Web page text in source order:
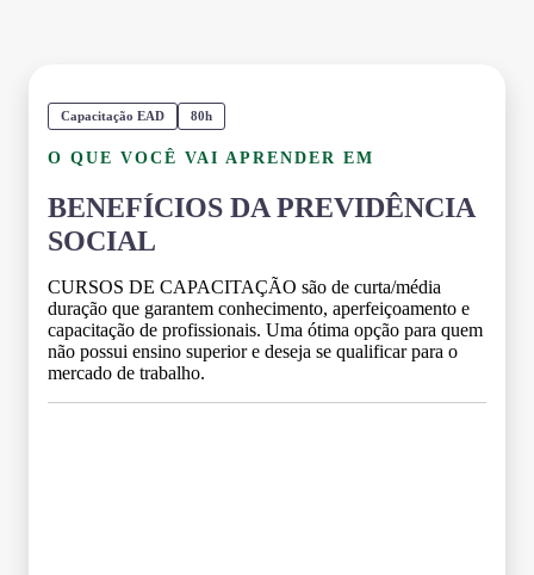
Capacitação EAD 80h
O QUE VOCÊ VAI APRENDER EM
BENEFÍCIOS DA PREVIDÊNCIA
SOCIAL
CURSOS DE CAPACITAÇÃO são de curta/média
duração que garantem conhecimento, aperfeiçoamento e
capacitação de profissionais. Uma ótima opção para quem
não possui ensino superior e deseja se qualificar para o
mercado de trabalho.